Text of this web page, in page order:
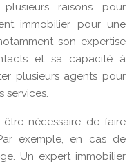
raisons pour
immobilier pour une
son expertise
et sa capacité à
plusieurs agents pour
services.
nécessaire de faire
exemple, en cas de
Un expert immobilier